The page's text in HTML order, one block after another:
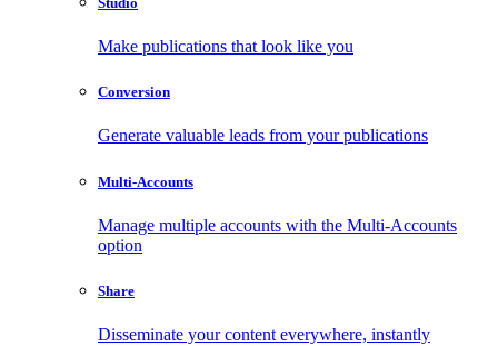
Make publications that look like you
Conversion
Generate valuable leads from your publications
Multi-Accounts
Manage multiple accounts with the Multi-Accounts
option
Share
Disseminate your content everywhere, instantly